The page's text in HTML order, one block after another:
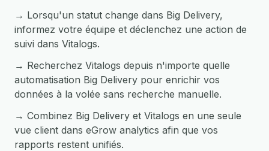
→ Lorsqu'un statut change dans Big Delivery,
informez votre équipe et déclenchez une action de
suivi dans Vitalogs.
→ Recherchez Vitalogs depuis n'importe quelle
automatisation Big Delivery pour enrichir vos
données à la volée sans recherche manuelle.
→ Combinez Big Delivery et Vitalogs en une seule
vue client dans eGrow analytics afin que vos
rapports restent unifiés.